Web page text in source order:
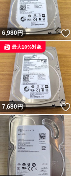
6,980円
7,680円
最大10%対象